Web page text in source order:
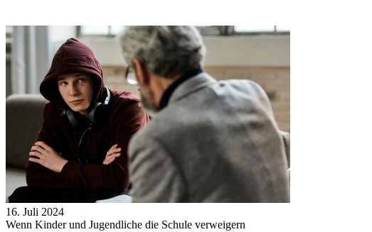
16. Juli 2024
Wenn Kinder und Jugendliche die Schule verweigern